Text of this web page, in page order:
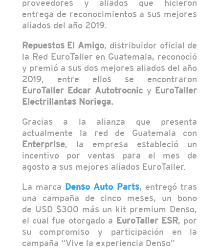
proveedores y aliados que hicieron
entrega de reconocimientos a sus mejores
aliados del año 2019.
Repuestos El Amigo, distribuidor oficial de
la Red EuroTaller en Guatemala, reconoció
y premió a sus dos mejores aliados del año
2019, entre ellos se encontraron
EuroTaller Edcar Autotrocnic y EuroTaller
Electrillantas Noriega.
Gracias a la alianza que presenta
actualmente la red de Guatemala con
Enterprise, la empresa estableció un
incentivo por ventas para el mes de
agosto a sus mejores aliados EuroTaller.
La marca Denso Auto Parts, entregó tras
una campaña de cinco meses, un bono
de USD $300 más un kit premium Denso,
el cual fue otorgado a EuroTaller ESR, por
su compromiso y participación en la
campaña “Vive la experiencia Denso”